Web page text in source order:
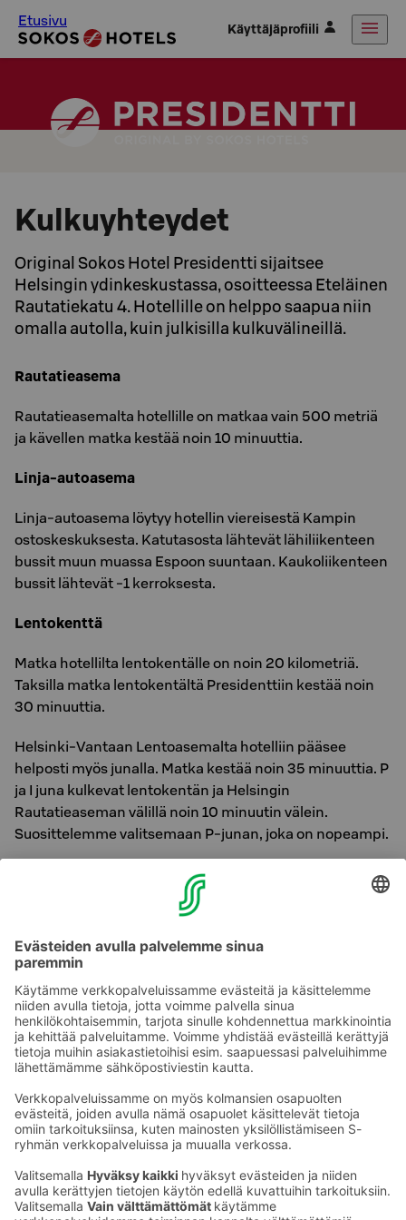
Etusivu Käyttäjäprofiili
Kulkuyhteydet
Original Sokos Hotel Presidentti sijaitsee
Helsingin ydinkeskustassa, osoitteessa Eteläinen
Rautatiekatu 4. Hotellille on helppo saapua niin
omalla autolla, kuin julkisilla kulkuvälineillä.
Rautatieasema
Rautatieasemalta hotellille on matkaa vain 500 metriä
ja kävellen matka kestää noin 10 minuuttia.
Linja-autoasema
Linja-autoasema löytyy hotellin viereisestä Kampin
ostoskeskuksesta. Katutasosta lähtevät lähiliikenteen
bussit muun muassa Espoon suuntaan. Kaukoliikenteen
bussit lähtevät -1 kerroksesta.
Lentokenttä
Matka hotellilta lentokentälle on noin 20 kilometriä.
Taksilla matka lentokentältä Presidenttiin kestää noin
30 minuuttia.
Helsinki-Vantaan Lentoasemalta hotelliin pääsee
helposti myös junalla. Matka kestää noin 35 minuuttia. P
ja I juna kulkevat lentokentän ja Helsingin
Rautatieaseman välillä noin 10 minuutin välein.
Suosittelemme valitsemaan P-junan, joka on nopeampi.
Länsisatamaan on hotellilta matkaa noin 2,5 kilometriä.
9 ja 7. Lähin pysäkki on Simonkadun pysäkki.
Olympiaterminaaliin on matkaa 2,3 kilometriä ja sinne
pääsee raitiovaunuilla 2 & 3 noin 20 minuutissa.
Ota yhteyttä
Hotellien yhteystiedot
Asiakaspalvelun yhteystiedot›
Palaute
Anna palautetta
Sokos Hotels uutiskirje
Tilaa uutiskirje
Saat Sokos Hotellien uusimmat
edut ja uutiset sähköpostiisi
kuukausittain.